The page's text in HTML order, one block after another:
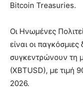
Bitcoin Treasuries.
Οι Ηνωμένες
είναι οι
συγκεντρώνουν τη
(XBTUSD), με τιμή
2026.